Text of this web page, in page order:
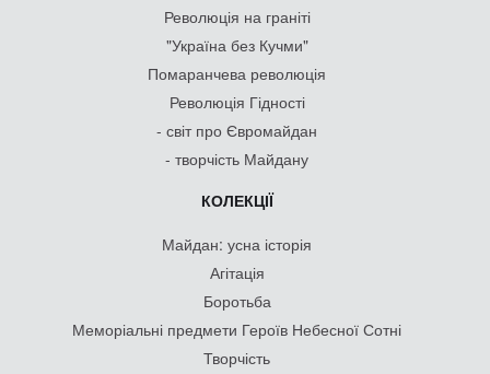
Революція на граніті
"Україна без Кучми"
Помаранчева революція
Революція Гідності
- світ про Євромайдан
- творчість Майдану
КОЛЕКЦІЇ
Майдан: усна історія
Агітація
Боротьба
Меморіальні предмети Героїв Небесної Сотні
Творчість